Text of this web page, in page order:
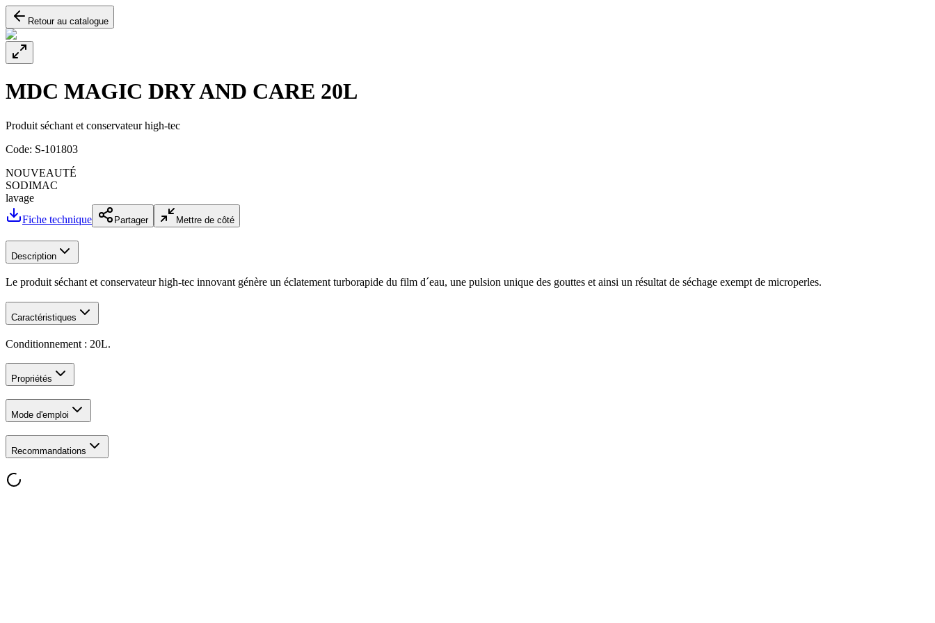
Retour au catalogue
MDC MAGIC DRY AND CARE 20L
Produit séchant et conservateur high-tec
Code: S-101803
NOUVEAUTÉ
SODIMAC
lavage
Fiche technique
Partager Mettre de côté
Description
Le produit séchant et conservateur high-tec innovant génère un éclatement turborapide du film d´eau, une pulsion unique des gouttes et ainsi un résultat de séchage exempt de microperles.
Caractéristiques
Conditionnement : 20L.
Propriétés
Mode d'emploi
Recommandations